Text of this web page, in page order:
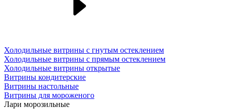
Холодильные витрины с гнутым остеклением
Холодильные витрины с прямым остеклением
Холодильные витрины открытые
Витрины кондитерские
Витрины настольные
Витрины для мороженого
Лари морозильные